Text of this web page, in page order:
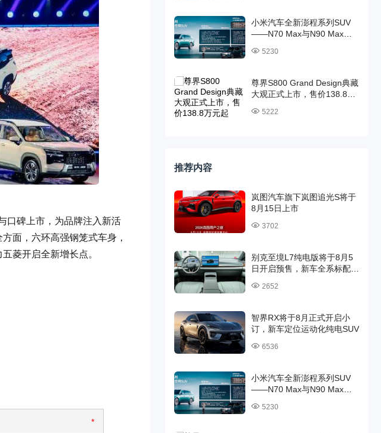
口碑上市，为品牌注入新活
面，六环高强钢笼式车身，
菱开启全新增长点。
*
小米汽车全新澎程系列SUV
——N70 Max与N90 Max首
万和29.99万元
5230
尊界S800 Grand Design典藏
大观正式上市，售价138.8万
5222
推荐内容
岚图汽车旗下岚图追光S将于
8月15日上市
3702
别克至境L7纯电版将于8月5
日开启预售，新车全系标配
2652
智界RX将于8月正式开启小
订，新车定位运动化纯电SUV
6536
小米汽车全新澎程系列SUV
——N70 Max与N90 Max首
万和29.99万元
5230